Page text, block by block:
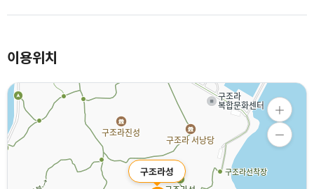
이용위치
구조라성